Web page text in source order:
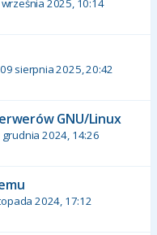
09 sierpnia 2025, 20:42
GNU/Linux
grudnia 2024, 14:26
2024, 17:12